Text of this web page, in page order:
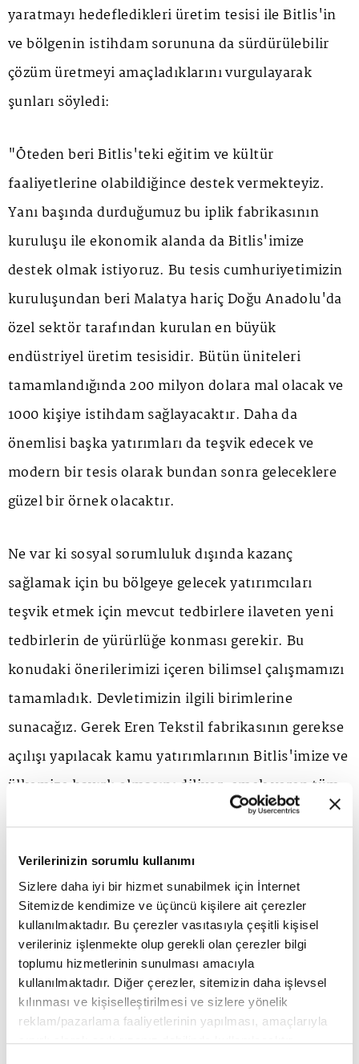
Verilerinizin sorumlu kullanımı
Sizlere daha iyi bir hizmet sunabilmek için İnternet
Sitemizde kendimize ve üçüncü kişilere ait çerezler
kullanılmaktadır. Bu çerezler vasıtasıyla çeşitli kişisel
verileriniz işlenmekte olup gerekli olan çerezler bilgi
toplumu hizmetlerinin sunulması amacıyla
kullanılmaktadır. Diğer çerezler, sitemizin daha işlevsel
kılınması ve kişiselleştirilmesi ve sizlere yönelik
reklam/pazarlama faaliyetlerinin yapılması, amaçlarıyla
sınırlı olarak açık rızanız dahilinde kullanılacaktır.
yaratmayı hedefledikleri üretim tesisi ile Bitlis'in
ve bölgenin istihdam sorununa da sürdürülebilir
çözüm üretmeyi amaçladıklarını vurgulayarak
şunları söyledi:
"Öteden beri Bitlis'teki eğitim ve kültür
faaliyetlerine olabildiğince destek vermekteyiz.
Yanı başında durduğumuz bu iplik fabrikasının
kuruluşu ile ekonomik alanda da Bitlis'imize
destek olmak istiyoruz. Bu tesis cumhuriyetimizin
kuruluşundan beri Malatya hariç Doğu Anadolu'da
özel sektör tarafından kurulan en büyük
endüstriyel üretim tesisidir. Bütün üniteleri
tamamlandığında 200 milyon dolara mal olacak ve
1000 kişiye istihdam sağlayacaktır. Daha da
önemlisi başka yatırımları da teşvik edecek ve
modern bir tesis olarak bundan sonra geleceklere
güzel bir örnek olacaktır.
Ne var ki sosyal sorumluluk dışında kazanç
sağlamak için bu bölgeye gelecek yatırımcıları
teşvik etmek için mevcut tedbirlere ilaveten yeni
tedbirlerin de yürürlüğe konması gerekir. Bu
konudaki önerilerimizi içeren bilimsel çalışmamızı
tamamladık. Devletimizin ilgili birimlerine
sunacağız. Gerek Eren Tekstil fabrikasının gerekse
açılışı yapılacak kamu yatırımlarının Bitlis'imize ve
ülkemize hayırlı olmasını diliyor, emek veren tüm
Sayın Cumhurbaşkanımız Recep Tayyip Erdoğan'ın
da açılışımıza katılarak bölgeye ve tekstil
sektörüne olan güven ve desteğini bir kez daha
görmekten dolayı da onur ve gurur duyduk.
Kendisine ve devletimize, değerli katkıları için çok
teşekkürlerimizi iletiriz."